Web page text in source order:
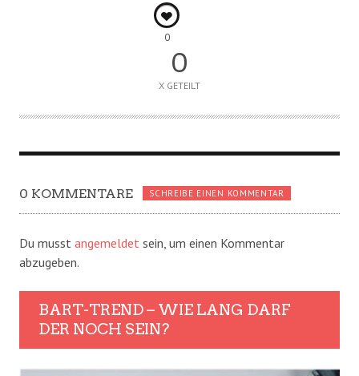
0
0
X GETEILT
0 KOMMENTARE SCHREIBE EINEN KOMMENTAR
Du musst angemeldet sein, um einen Kommentar
abzugeben.
BART-TREND – WIE LANG DARF
DER NOCH SEIN?